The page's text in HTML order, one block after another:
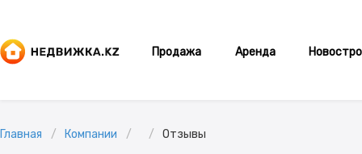
Продажа Аренда
Главная Компании Отзывы